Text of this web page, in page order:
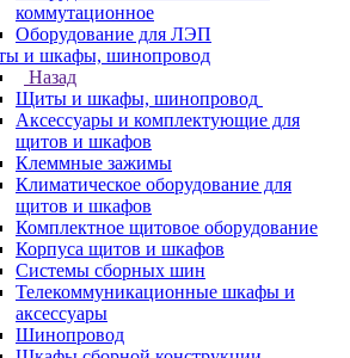
коммутационное
Оборудование для ЛЭП
и шкафы, шинопровод
Назад
Щиты и шкафы, шинопровод
Аксессуары и комплектующие для
щитов и шкафов
Клеммные зажимы
Климатическое оборудование для
щитов и шкафов
Комплектное щитовое оборудование
Корпуса щитов и шкафов
Системы сборных шин
Телекоммуникационные шкафы и
аксессуары
Шинопровод